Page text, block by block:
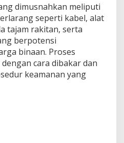
dimusnahkan meliputi
seperti kabel, alat
tajam rakitan, serta
berpotensi
binaan. Proses
cara dibakar dan
keamanan yang